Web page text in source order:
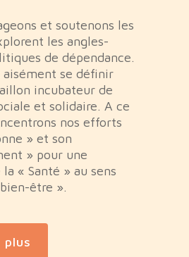
et soutenons les
les angles-
de dépendance.
aisément se définir
incubateur de
et solidaire. A ce
nos efforts
» et son
» pour une
« Santé » au sens
être ».
plus